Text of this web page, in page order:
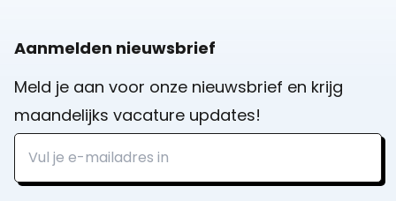
Aanmelden nieuwsbrief
Meld je aan voor onze nieuwsbrief en krijg
maandelijks vacature updates!